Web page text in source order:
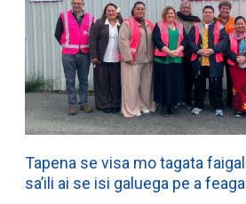
Tapena se visa mo tagata
sa’ili ai se isi galuega pe a